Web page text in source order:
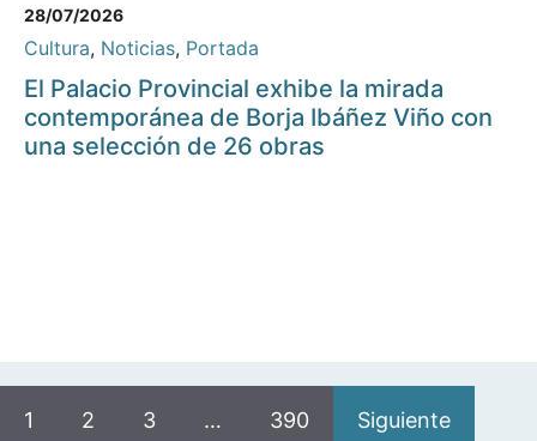
28/07/2026
Cultura, Noticias, Portada
El Palacio Provincial exhibe la mirada
contemporánea de Borja Ibáñez Viño con
una selección de 26 obras
1 2 3 … 390 Siguiente